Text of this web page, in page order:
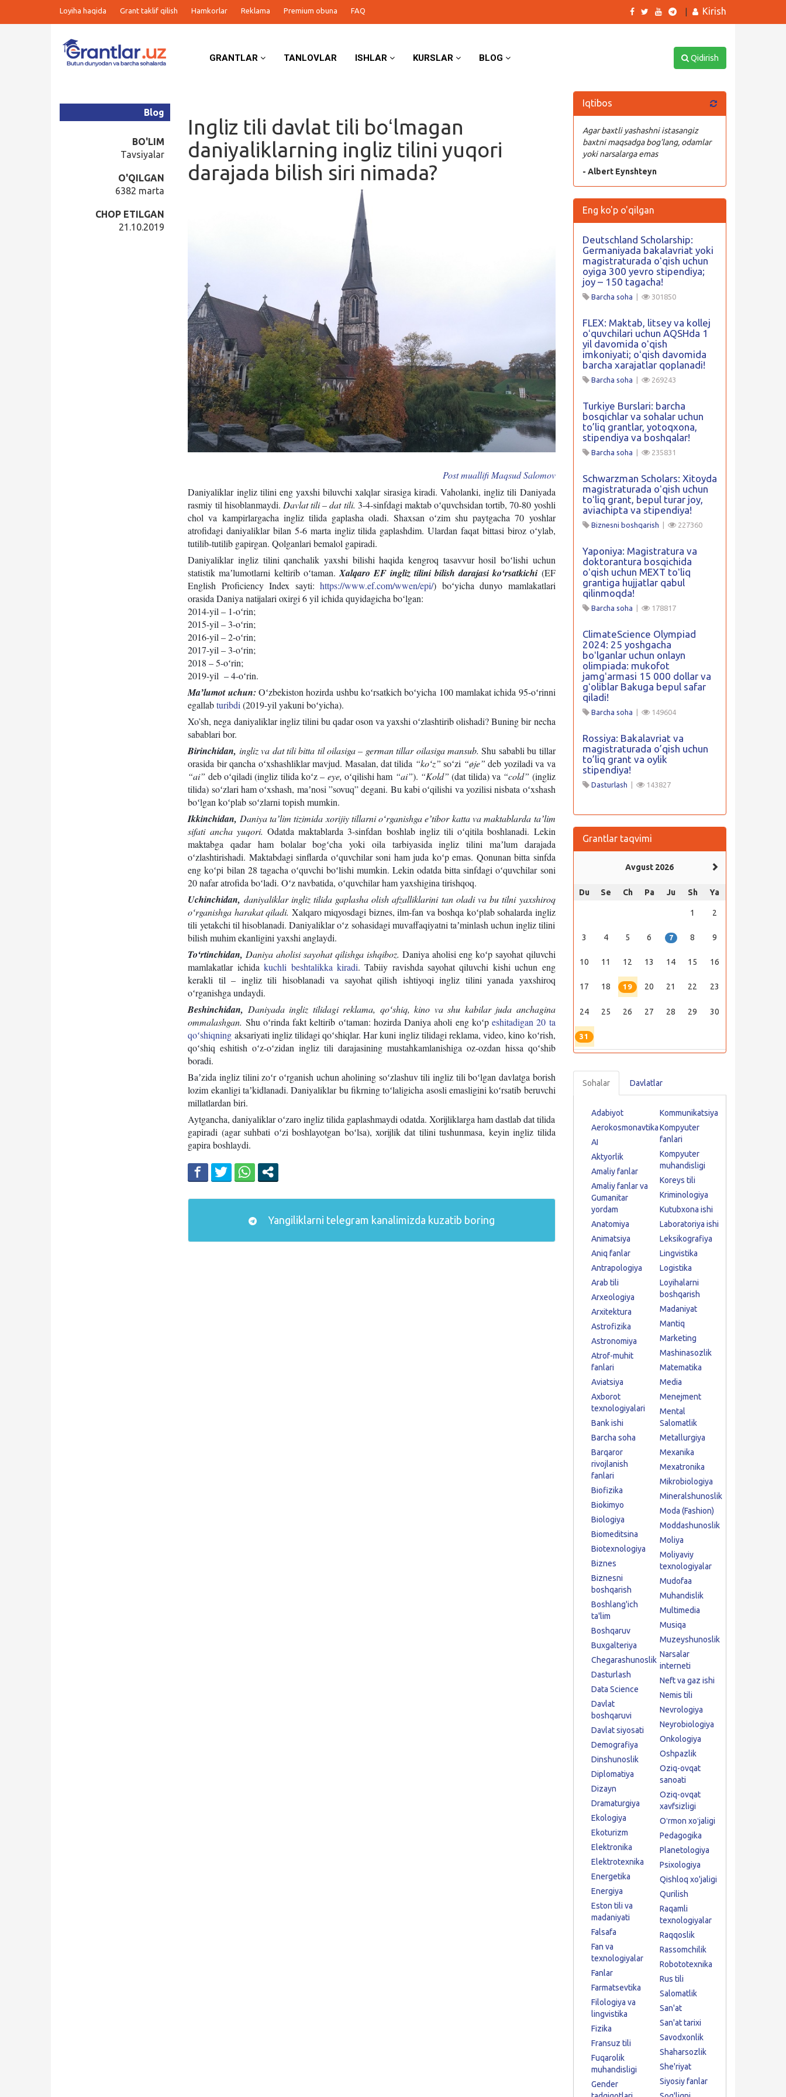
Loyiha haqida Grant taklif qilish Hamkorlar Reklama Premium obuna FAQ Kirish
GRANTLAR TANLOVLAR ISHLAR KURSLAR BLOG Qidirish
Ingliz tili davlat tili boʻlmagan
daniyaliklarning ingliz tilini yuqori
darajada bilish siri nimada?
Blog
BO'LIM
Tavsiyalar
O'QILGAN
6382 marta
CHOP ETILGAN
21.10.2019
Post muallifi Maqsud Salomov
Daniyaliklar ingliz tilini eng yaxshi biluvchi xalqlar sirasiga kiradi. Vaholanki, ingliz tili Daniyada
rasmiy til hisoblanmaydi. Davlat tili – dat tili. 3-4-sinfdagi maktab oʻquvchsidan tortib, 70-80 yoshli
chol va kampirlargacha ingliz tilida gaplasha oladi. Shaxsan oʻzim shu paytgacha 70 yoshlar
atrofidagi daniyaliklar bilan 5-6 marta ingliz tilida gaplashdim. Ulardan faqat bittasi biroz oʻylab,
tutilib-tutilib gapirgan. Qolganlari bemalol gapiradi.
Daniyaliklar ingliz tilini qanchalik yaxshi bilishi haqida kengroq tasavvur hosil boʻlishi uchun
statistik maʼlumotlarni keltirib oʻtaman. Xalqaro EF ingliz tilini bilish darajasi koʻrsatkichi (EF
English Proficiency Index sayti:https://www.ef.com/wwen/epi/) boʻyicha dunyo mamlakatlari
orasida Daniya natijalari oxirgi 6 yil ichida quyidagicha boʻlgan:
2014-yil – 1-oʻrin;
2015-yil – 3-oʻrin;
2016-yil – 2-oʻrin;
2017-yil – 3-oʻrin;
2018 – 5-oʻrin;
2019-yil – 4-oʻrin.
Maʼlumot uchun: Oʻzbekiston hozirda ushbu koʻrsatkich boʻyicha 100 mamlakat ichida 95-oʻrinni
egallabturibdi (2019-yil yakuni boʻyicha).
Xo’sh, nega daniyaliklar ingliz tilini bu qadar oson va yaxshi oʻzlashtirib olishadi? Buning bir necha
sabablari bor.
Birinchidan, ingliz va dat tili bitta til oilasiga – german tillar oilasiga mansub. Shu sababli bu tillar
orasida bir qancha oʻxshashliklar mavjud. Masalan, dat tilida “koʻz” soʻzi “øje” deb yoziladi va va
“ai” deb oʻqiladi (ingliz tilida koʻz – eye, oʻqilishi ham “ai”). “Kold” (dat tilida) va “cold” (ingliz
tilida) soʻzlari ham oʻxshash, maʼnosi ”sovuq” degani. Bu kabi oʻqilishi va yozilisi nisbata oʻxshash
boʻlgan koʻplab soʻzlarni topish mumkin.
Ikkinchidan, Daniya taʼlim tizimida xorijiy tillarni oʻrganishga eʼtibor katta va maktablarda taʼlim
sifati ancha yuqori. Odatda maktablarda 3-sinfdan boshlab ingliz tili oʻqitila boshlanadi. Lekin
maktabga qadar ham bolalar bogʻcha yoki oila tarbiyasida ingliz tilini maʼlum darajada
oʻzlashtirishadi. Maktabdagi sinflarda oʻquvchilar soni ham juda koʻp emas. Qonunan bitta sinfda
eng koʻpi bilan 28 tagacha oʻquvchi boʻlishi mumkin. Lekin odatda bitta sinfdagi oʻquvchilar soni
20 nafar atrofida boʻladi. Oʻz navbatida, oʻquvchilar ham yaxshigina tirishqoq.
Uchinchidan, daniyaliklar ingliz tilida gaplasha olish afzalliklarini tan oladi va bu tilni yaxshiroq
oʻrganishga harakat qiladi. Xalqaro miqyosdagi biznes, ilm-fan va boshqa koʻplab sohalarda ingliz
tili yetakchi til hisoblanadi. Daniyaliklar oʻz sohasidagi muvaffaqiyatni taʼminlash uchun ingliz tilini
bilish muhim ekanligini yaxshi anglaydi.
Toʻrtinchidan, Daniya aholisi sayohat qilishga ishqiboz. Daniya aholisi eng koʻp sayohat qiluvchi
mamlakatlar ichidakuchli beshtalikka kiradi. Tabiiy ravishda sayohat qiluvchi kishi uchun eng
kerakli til – ingliz tili hisoblanadi va sayohat qilish ishtiyoqi ingliz tilini yanada yaxshiroq
oʻrganishga undaydi.
Beshinchidan, Daniyada ingliz tilidagi reklama, qoʻshiq, kino va shu kabilar juda anchagina
ommalashgan. Shu oʻrinda fakt keltirib oʻtaman: hozirda Daniya aholi eng koʻpeshitadigan 20 ta
qoʻshiqning aksariyati ingliz tilidagi qoʻshiqlar. Har kuni ingliz tilidagi reklama, video, kino koʻrish,
qoʻshiq eshitish oʻz-oʻzidan ingliz tili darajasining mustahkamlanishiga oz-ozdan hissa qoʻshib
boradi.
Baʼzida ingliz tilini zoʻr oʻrganish uchun aholining soʻzlashuv tili ingliz tili boʻlgan davlatga borish
lozim ekanligi taʼkidlanadi. Daniyaliklar bu fikrning toʻlaligicha asosli emasligini koʻrsatib beruvchi
millatlardan biri.
Aytgancha, daniyaliklar oʻzaro ingliz tilida gaplashmaydi odatda. Xorijliklarga ham dastlab dat tilida
gapiradi (agar suhbati oʻzi boshlayotgan boʻlsa), xorijlik dat tilini tushunmasa, keyin ingliz tilida
gapira boshlaydi.
Yangiliklarni telegram kanalimizda kuzatib boring
Iqtibos
Agar baxtli yashashni istasangiz
baxtni maqsadga bog’lang, odamlar
yoki narsalarga emas
- Albert Eynshteyn
Eng ko'p o'qilgan
Deutschland Scholarship:
Germaniyada bakalavriat yoki
magistraturada oʻqish uchun
oyiga 300 yevro stipendiya;
joy – 150 tagacha!
Barcha soha 301850
FLEX: Maktab, litsey va kollej
oʻquvchilari uchun AQSHda 1
yil davomida oʻqish
imkoniyati; oʻqish davomida
barcha xarajatlar qoplanadi!
Barcha soha 269243
Turkiye Burslari: barcha
bosqichlar va sohalar uchun
to’liq grantlar, yotoqxona,
stipendiya va boshqalar!
Barcha soha 235831
Schwarzman Scholars: Xitoyda
magistraturada oʻqish uchun
toʻliq grant, bepul turar joy,
aviachipta va stipendiya!
Biznesni boshqarish 227360
Yaponiya: Magistratura va
doktorantura bosqichida
oʻqish uchun MEXT toʻliq
grantiga hujjatlar qabul
qilinmoqda!
Barcha soha 178817
ClimateScience Olympiad
2024: 25 yoshgacha
boʻlganlar uchun onlayn
olimpiada: mukofot
jamgʻarmasi 15 000 dollar va
gʻoliblar Bakuga bepul safar
qiladi!
Barcha soha 149604
Rossiya: Bakalavriat va
magistraturada o’qish uchun
to’liq grant va oylik
stipendiya!
Dasturlash 143827
Grantlar taqvimi
Avgust 2026
Du Se Ch Pa Ju Sh Ya
1 2
3 4 5 6 7 8 9
10 11 12 13 14 15 16
17 18 19 20 21 22 23
24 25 26 27 28 29 30
31
Sohalar Davlatlar
Adabiyot
Aerokosmonavtika
AI
Aktyorlik
Amaliy fanlar
Amaliy fanlar va
Gumanitar
yordam
Anatomiya
Animatsiya
Aniq fanlar
Antrapologiya
Arab tili
Arxeologiya
Arxitektura
Astrofizika
Astronomiya
Atrof-muhit
fanlari
Aviatsiya
Axborot
texnologiyalari
Bank ishi
Barcha soha
Barqaror
rivojlanish
fanlari
Biofizika
Biokimyo
Biologiya
Biomeditsina
Biotexnologiya
Biznes
Biznesni
boshqarish
Boshlang'ich
ta'lim
Boshqaruv
Buxgalteriya
Chegarashunoslik
Dasturlash
Data Science
Davlat
boshqaruvi
Davlat siyosati
Demografiya
Dinshunoslik
Diplomatiya
Dizayn
Dramaturgiya
Ekologiya
Ekoturizm
Elektronika
Elektrotexnika
Energetika
Energiya
Eston tili va
madaniyati
Falsafa
Fan va
texnologiyalar
Fanlar
Farmatsevtika
Filologiya va
lingvistika
Fizika
Fransuz tili
Fuqarolik
muhandisligi
Gender
Kommunikatsiya
Kompyuter
fanlari
Kompyuter
muhandisligi
Koreys tili
Kriminologiya
Kutubxona ishi
Laboratoriya ishi
Leksikografiya
Lingvistika
Logistika
Loyihalarni
boshqarish
Madaniyat
Mantiq
Marketing
Mashinasozlik
Matematika
Media
Menejment
Mental
Salomatlik
Metallurgiya
Mexanika
Mexatronika
Mikrobiologiya
Mineralshunoslik
Moda (Fashion)
Moddashunoslik
Moliya
Moliyaviy
texnologiyalar
Mudofaa
Muhandislik
Multimedia
Musiqa
Muzeyshunoslik
Narsalar
interneti
Neft va gaz ishi
Nemis tili
Nevrologiya
Neyrobiologiya
Onkologiya
Oshpazlik
Oziq-ovqat
sanoati
Oziq-ovqat
xavfsizligi
Oʻrmon xoʻjaligi
Pedagogika
Planetologiya
Psixologiya
Qishloq xo'jaligi
Qurilish
Raqamli
texnologiyalar
Raqqoslik
Rassomchilik
Robototexnika
Rus tili
Salomatlik
San'at
San'at tarixi
Savodxonlik
Shaharsozlik
She'riyat
Siyosiy fanlar